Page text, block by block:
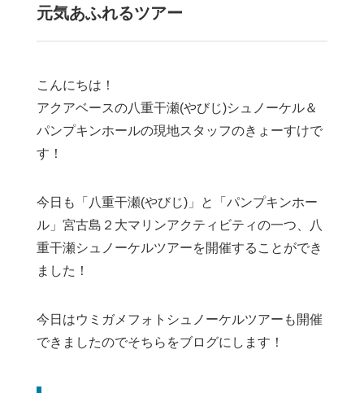
元気あふれるツアー
こんにちは！
アクアベースの八重干瀬(やびじ)シュノーケル＆
パンプキンホールの現地スタッフのきょーすけで
す！
今日も「八重干瀬(やびじ)」と「パンプキンホー
ル」宮古島２大マリンアクティビティの一つ、八
重干瀬シュノーケルツアーを開催することができ
ました！
今日はウミガメフォトシュノーケルツアーも開催
できましたのでそちらをブログにします！